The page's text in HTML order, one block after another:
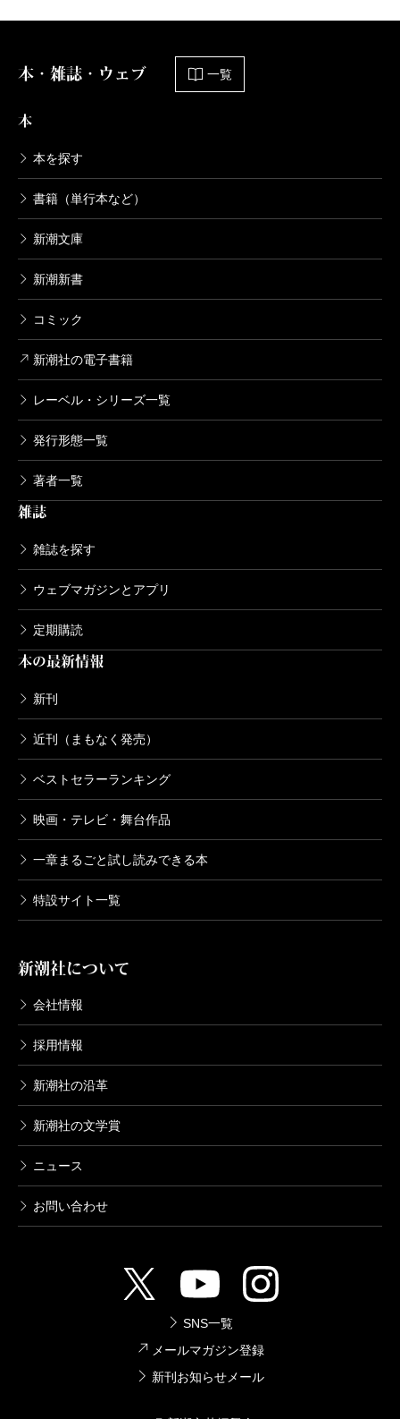
本・雑誌・ウェブ 一覧
本
本を探す
書籍（単行本など）
新潮文庫
新潮新書
コミック
新潮社の電子書籍
レーベル・シリーズ一覧
発行形態一覧
著者一覧
雑誌
雑誌を探す
ウェブマガジンとアプリ
定期購読
本の最新情報
新刊
近刊（まもなく発売）
ベストセラーランキング
映画・テレビ・舞台作品
一章まるごと試し読みできる本
特設サイト一覧
新潮社について
会社情報
採用情報
新潮社の沿革
新潮社の文学賞
ニュース
お問い合わせ
SNS一覧
メールマガジン登録
新刊お知らせメール